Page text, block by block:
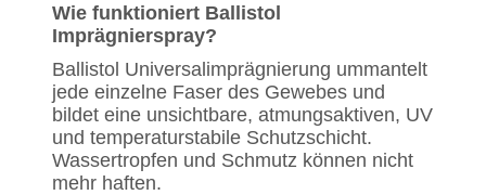
Wie funktioniert Ballistol
Imprägnierspray?
Ballistol Universalimprägnierung ummantelt
jede einzelne Faser des Gewebes und
bildet eine unsichtbare, atmungsaktiven, UV
und temperaturstabile Schutzschicht.
Wassertropfen und Schmutz können nicht
mehr haften.